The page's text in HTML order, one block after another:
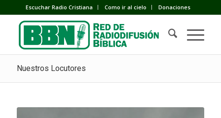
Escuchar Radio Cristiana Como ir al cielo Donaciones
Nuestros Locutores